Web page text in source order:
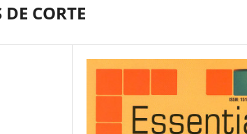
CORTE